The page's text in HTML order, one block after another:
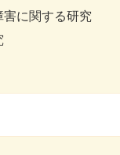
に関する研究